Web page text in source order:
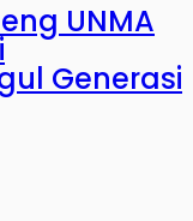
UNMA
Generasi